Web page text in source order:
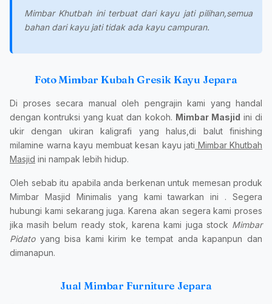
Mimbar Khutbah ini terbuat dari kayu jati pilihan,semua
bahan dari kayu jati tidak ada kayu campuran.
Foto Mimbar Kubah Gresik Kayu Jepara
Di proses secara manual oleh pengrajin kami yang handal
dengan kontruksi yang kuat dan kokoh. Mimbar Masjid ini di
ukir dengan ukiran kaligrafi yang halus,di balut finishing
milamine warna kayu membuat kesan kayu jati Mimbar Khutbah
Masjid ini nampak lebih hidup.
Oleh sebab itu apabila anda berkenan untuk memesan produk
Mimbar Masjid Minimalis yang kami tawarkan ini . Segera
hubungi kami sekarang juga. Karena akan segera kami proses
jika masih belum ready stok, karena kami juga stock Mimbar
Pidatoyang bisa kami kirim ke tempat anda kapanpun dan
dimanapun.
Jual Mimbar Furniture Jepara